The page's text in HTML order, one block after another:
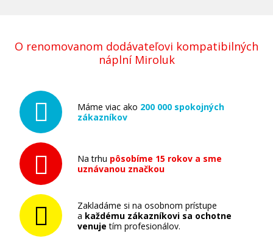
O renomovanom dodávateľovi kompatibilných
náplní Miroluk
Máme viac ako 200 000 spokojných
zákazníkov
Na trhu pôsobíme 15 rokov a sme
uznávanou značkou
Zakladáme si na osobnom prístupe
a každému zákazníkovi sa ochotne
venuje tím profesionálov.